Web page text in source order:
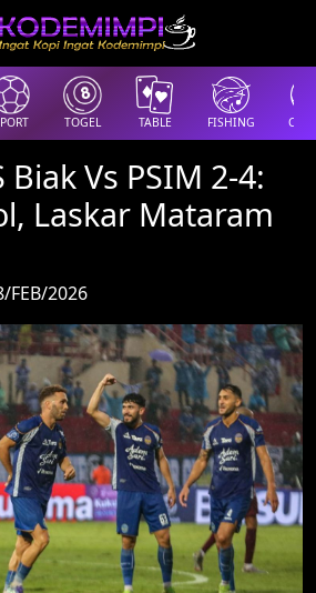
TOGEL TABLE FISHING
Biak Vs PSIM 2-4:
Laskar Mataram
FEB/2026